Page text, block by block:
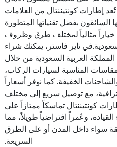
تُعد إطارات كونتيننتال من العلامات
السائقون بفضل تقنياتها المتطورة
خياراً مثالياً لمختلف طرق وظروف
تاير فاستر، يمكنك شراء
العربية السعودية من خلال
المناسبة لسيارات الركاب،
الخفيفة. كما نوفر أسعاراً
مع توصيل سريع إلى مختلف
كونتيننتال تماسكاً ممتازاً على
وعُمراً افتراضياً طويلاً، مما
سواء داخل المدن أو على الطرق
السريعة.